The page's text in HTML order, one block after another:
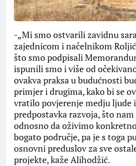
-„Mi smo ostvarili zavidnu
zajednicom i načelnikom
što smo podpisali
ispunili smo i više od
ovakva praksa u budućnosti
primjer i drugima, kako bi se
vratilo povjerenje medju ljude
predpostavka razvoja, što
odnosno da oživimo
bogato područje, pa je s toga
osnovni preduslov za sve
projekte, kaže Alihodžić.